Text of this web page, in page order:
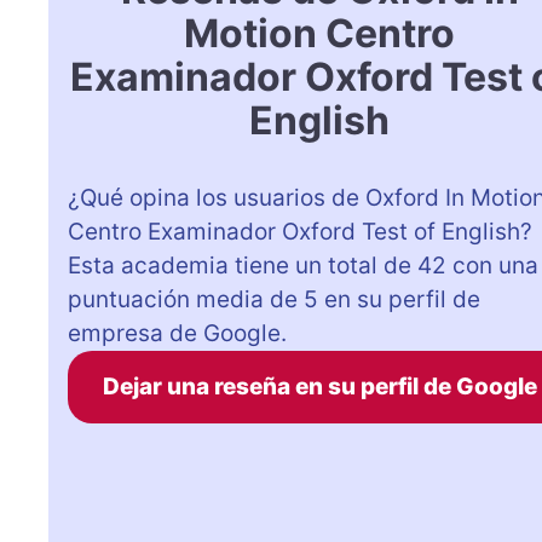
Motion Centro
Examinador Oxford Test
English
¿Qué opina los usuarios de Oxford In
Centro Examinador Oxford Test of English?
Esta academia tiene un total de 42 con una
puntuación media de 5 en su perfil de
empresa de Google.
Dejar una reseña en su perfil de Google